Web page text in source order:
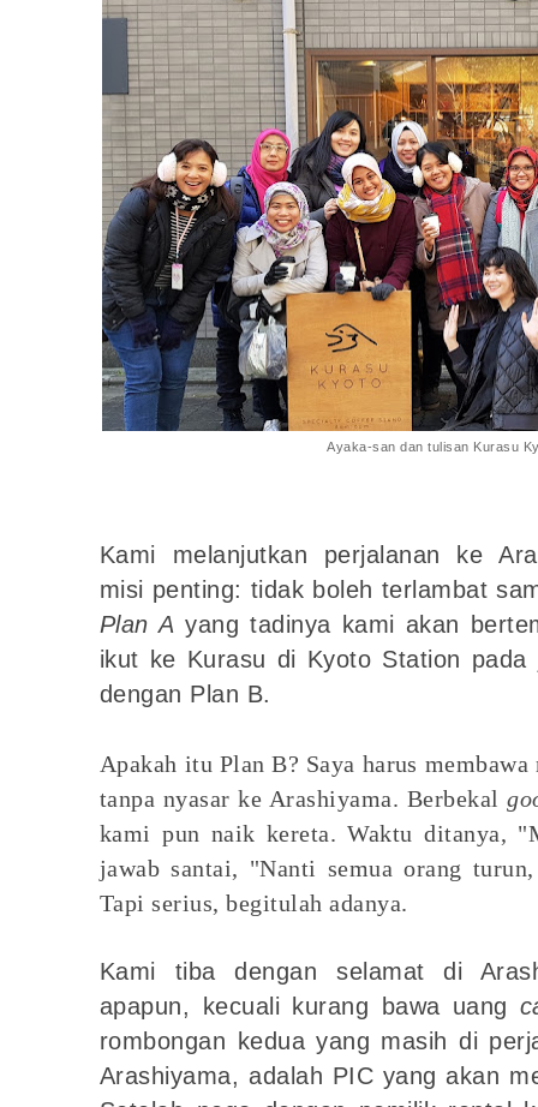
Ayaka-san dan tulisan Kurasu
Kami melanjutkan perjalanan ke
misi penting: tidak boleh terlambat
Plan A yang tadinya kami akan
ikut ke Kurasu di Kyoto Station
dengan Plan B.
Apakah itu Plan B? Saya harus
tanpa nyasar ke Arashiyama. Berbekal
kami pun naik kereta. Waktu ditanya,
jawab santai, "Nanti semua orang
Tapi serius, begitulah adanya.
Kami tiba dengan selamat di
apapun, kecuali kurang bawa uang
rombongan kedua yang masih di
Arashiyama, adalah PIC yang akan